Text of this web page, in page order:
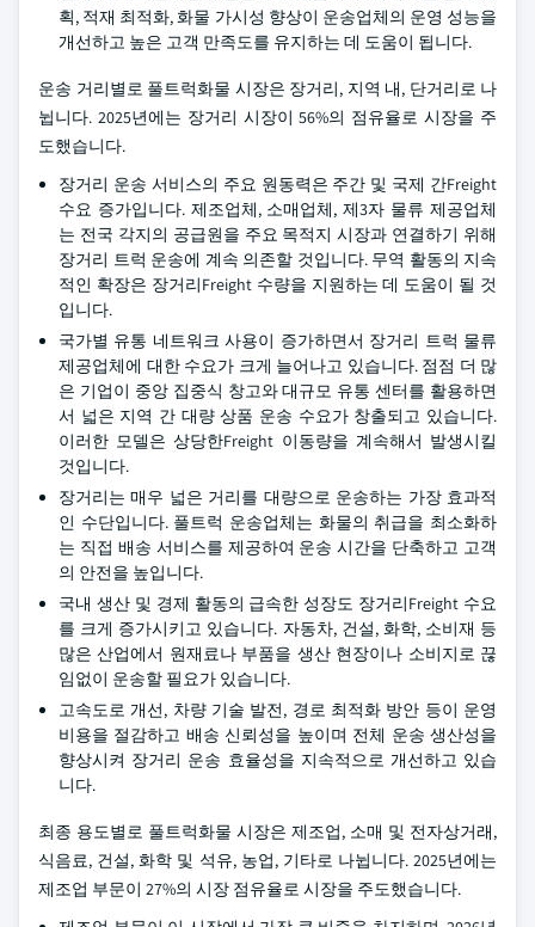
획, 적재 최적화, 화물 가시성 향상이 운송업체의 운영 성능을
개선하고 높은 고객 만족도를 유지하는 데 도움이 됩니다.
운송 거리별로 풀트럭화물 시장은 장거리, 지역 내, 단거리로 나
뉩니다. 2025년에는 장거리 시장이 56%의 점유율로 시장을 주
도했습니다.
장거리 운송 서비스의 주요 원동력은 주간 및 국제 간Freight
수요 증가입니다. 제조업체, 소매업체, 제3자 물류 제공업체
는 전국 각지의 공급원을 주요 목적지 시장과 연결하기 위해
장거리 트럭 운송에 계속 의존할 것입니다. 무역 활동의 지속
적인 확장은 장거리Freight 수량을 지원하는 데 도움이 될 것
입니다.
국가별 유통 네트워크 사용이 증가하면서 장거리 트럭 물류
제공업체에 대한 수요가 크게 늘어나고 있습니다. 점점 더 많
은 기업이 중앙 집중식 창고와 대규모 유통 센터를 활용하면
서 넓은 지역 간 대량 상품 운송 수요가 창출되고 있습니다.
이러한 모델은 상당한Freight 이동량을 계속해서 발생시킬
것입니다.
장거리는 매우 넓은 거리를 대량으로 운송하는 가장 효과적
인 수단입니다. 풀트럭 운송업체는 화물의 취급을 최소화하
는 직접 배송 서비스를 제공하여 운송 시간을 단축하고 고객
의 안전을 높입니다.
국내 생산 및 경제 활동의 급속한 성장도 장거리Freight 수요
를 크게 증가시키고 있습니다. 자동차, 건설, 화학, 소비재 등
많은 산업에서 원재료나 부품을 생산 현장이나 소비지로 끊
임없이 운송할 필요가 있습니다.
고속도로 개선, 차량 기술 발전, 경로 최적화 방안 등이 운영
비용을 절감하고 배송 신뢰성을 높이며 전체 운송 생산성을
향상시켜 장거리 운송 효율성을 지속적으로 개선하고 있습
니다.
최종 용도별로 풀트럭화물 시장은 제조업, 소매 및 전자상거래,
식음료, 건설, 화학 및 석유, 농업, 기타로 나뉩니다. 2025년에는
제조업 부문이 27%의 시장 점유율로 시장을 주도했습니다.